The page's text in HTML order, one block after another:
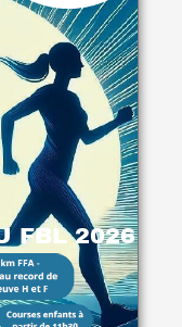
FBL 2026